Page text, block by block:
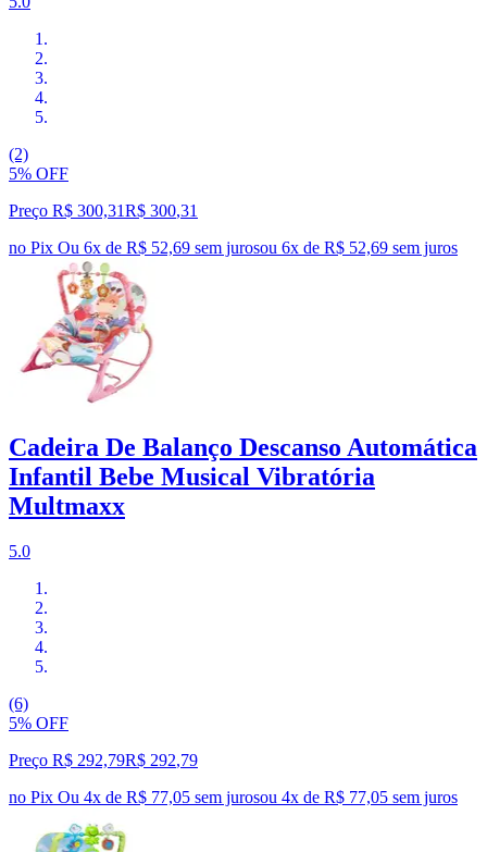
(2)
5% OFF
Preço R$ 300,31R$ 300,31
no Pix Ou 6x de R$ 52,69 sem jurosou 6x de R$ 52,69 sem juros
Cadeira De Balanço Descanso Automática
Infantil Bebe Musical Vibratória
Multmaxx
5.0
(6)
5% OFF
Preço R$ 292,79R$ 292,79
no Pix Ou 4x de R$ 77,05 sem jurosou 4x de R$ 77,05 sem juros